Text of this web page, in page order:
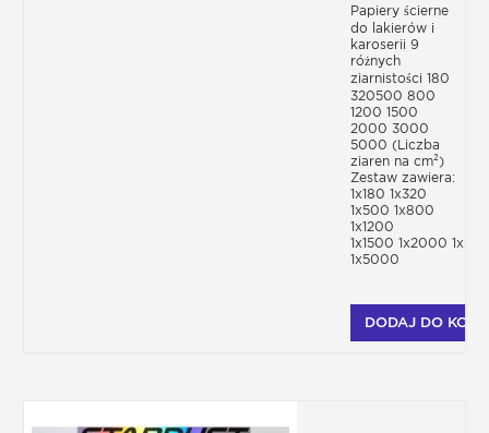
Papiery ścierne
do lakierów i
karoserii 9
różnych
ziarnistości 180
320500 800
1200 1500
2000 3000
5000 (Liczba
ziaren na cm²)
Zestaw zawiera:
1x180 1x320
1x500 1x800
1x1200
1x1500 1x2000
1x5000
DODAJ DO